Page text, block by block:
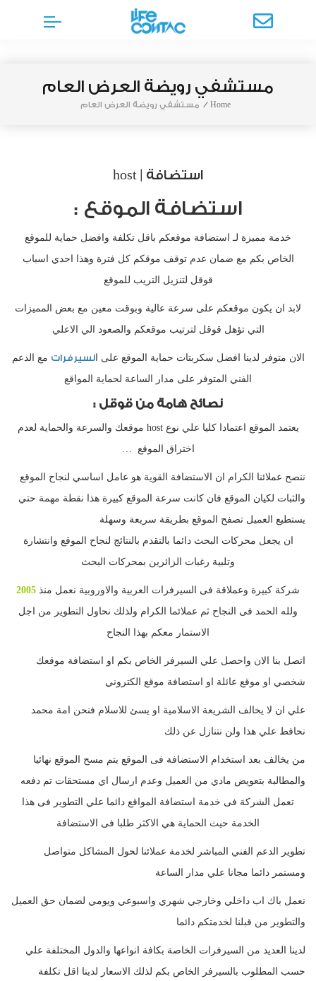
مستشفي رويضة العرض العام
Home
/ مستشفي رويضة العرض العام
استضافة | host
استضافة الموقع :
خدمة مميزة لـ استضافة موقعكم باقل تكلفة وافضل حماية للموقع
الخاص بكم مع ضمان عدم توقف موقكم كل فترة وهذا احدي اسباب
قوقل لتنزيل التريب للموقع
لابد ان يكون موقعكم على سرعة عالية وبوقت معين مع بعض المميزات
التي تؤهل قوقل لترتيب موقعكم والصعود الي الاعلي
الان متوفر لدينا افضل سكربتات حماية الموقع على السيرفرات مع الدعم
الفني المتوفر على مدار الساعة لحماية المواقع
نصائح هامة من قوقل :
يعتمد الموقع اعتمادا كليا علي نوع host موقعك والسرعة والحماية لعدم
اختراق الموقع …
ننصح عملائنا الكرام ان الاستضافة القوية هو عامل اساسي لنجاح الموقع
والثبات لكيان الموقع فان كانت سرعة الموقع كبيرة هذا نقطة مهمة حتي
يستطيع العميل تصفح الموقع بطريقة سريعة وسهلة
ان يجعل محركات البحث دائما بالتقدم بالنتائج لنجاح الموقع وانتشارة
وتلبية رغبات الزائرين بمحركات البحث
شركة كبيرة وعملاقة فى السيرفرات العربية والاوروبية نعمل منذ 2005
ولله الحمد فى النجاح ثم عملائما الكرام ولذلك نحاول التطوير من اجل
الاستمار معكم بهذا النجاح
اتصل بنا الان واحصل علي السيرفر الخاص بكم او استضافة موقعك
شخصي او موقع عائلة او استضافة موقع الكتروني
علي ان لا يخالف الشريعة الاسلامية او يسئ للاسلام فنحن امة محمد
نحافط علي هذا ولن نتنازل عن ذلك
من يخالف بعد استخدام الاستضافة فى الموقع يتم مسح الموقع نهائيا
والمطالبة بتعويض مادي من العميل وعدم ارسال اي مستحقات تم دفعه
تعمل الشركة فى خدمة استضافة المواقع دائما علي التطوير فى هذا
الخدمة حيث الحماية هي الاكثر طلبا فى الاستضافة
تطوير الدعم الفني المباشر لخدمة عملائنا لحول المشاكل متواصل
ومستمر دائما مجانا علي مدار الساعة
نعمل باك اب داخلي وخارجي شهري واسبوعي ويومي لضمان حق العميل
والتطوير من قبلنا لخدمتكم دائما
لدينا العديد من السيرفرات الخاصة بكافة انواعها والدول المختلفة علي
حسب المطلوب بالسيرفر الخاص بكم لذلك الاسعار لدينا اقل تكلفة